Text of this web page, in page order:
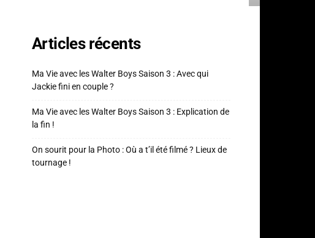
Articles récents
Ma Vie avec les Walter Boys Saison 3 : Avec qui
Jackie fini en couple ?
Ma Vie avec les Walter Boys Saison 3 : Explication de
la fin !
On sourit pour la Photo : Où a t’il été filmé ? Lieux de
tournage !